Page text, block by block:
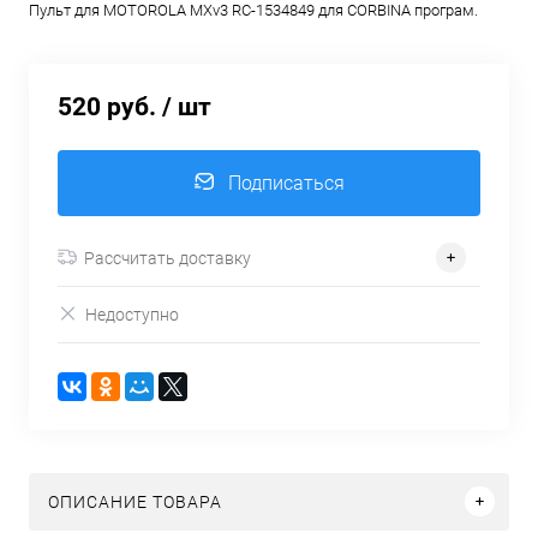
Пульт для MOTOROLA MXv3 RC-1534849 для CORBINA програм.
520 руб. / шт
Подписаться
Рассчитать доставку
Недоступно
ОПИСАНИЕ ТОВАРА